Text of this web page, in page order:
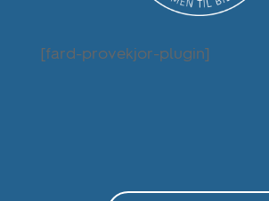
[fard-provekjor-plugin]